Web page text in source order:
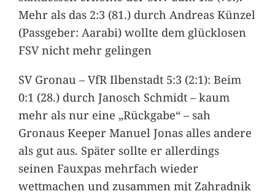
Mehr als das 2:3 (81.) durch Andreas Künzel
(Passgeber: Aarabi) wollte dem glücklosen
FSV nicht mehr gelingen
SV Gronau – VfR Ilbenstadt 5:3 (2:1): Beim
0:1 (28.) durch Janosch Schmidt – kaum
mehr als nur eine „Rückgabe“ – sah
Gronaus Keeper Manuel Jonas alles andere
als gut aus. Später sollte er allerdings
seinen Fauxpas mehrfach wieder
wettmachen und zusammen mit Zahradnik